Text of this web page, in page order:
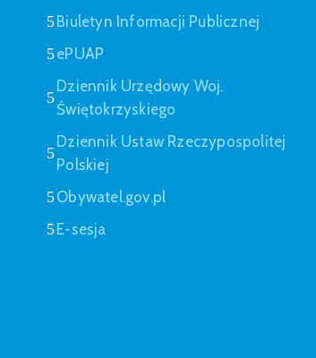
Biuletyn Informacji Publicznej
ePUAP
Dziennik Urzędowy Woj.
Świętokrzyskiego
Dziennik Ustaw Rzeczypospolitej
Polskiej
Obywatel.gov.pl
E-sesja